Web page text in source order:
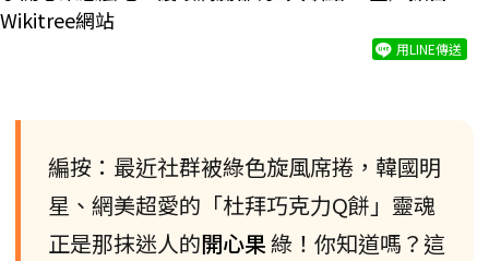
Wikitree網站
用LINE傳送
編按：最近社群被綠色旋風席捲，韓國明
星、網美超愛的「杜拜巧克力Q餅」靈魂
正是那抹迷人的開心果綠！你知道嗎？這